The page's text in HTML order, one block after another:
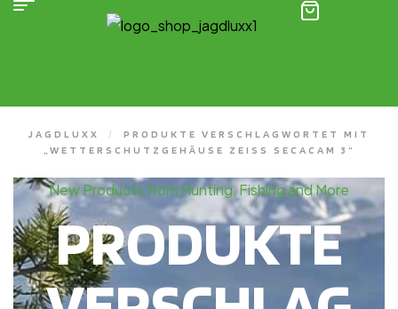
JAGDLUXX /
PRODUKTE VERSCHLAGWORTET MIT
„WETTERSCHUTZGEHÄUSE ZEISS SECACAM 3“
New Products from Hunting, Fishing and More
PRODUKTE